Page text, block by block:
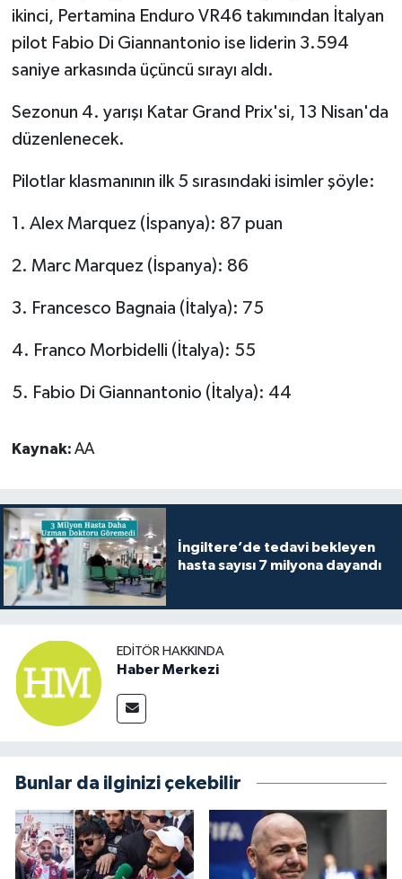
ikinci, Pertamina Enduro VR46 takımından İtalyan
pilot Fabio Di Giannantonio ise liderin 3.594
saniye arkasında üçüncü sırayı aldı.
Sezonun 4. yarışı Katar Grand Prix'si, 13 Nisan'da
düzenlenecek.
Pilotlar klasmanının ilk 5 sırasındaki isimler şöyle:
1. Alex Marquez (İspanya): 87 puan
2. Marc Marquez (İspanya): 86
3. Francesco Bagnaia (İtalya): 75
4. Franco Morbidelli (İtalya): 55
5. Fabio Di Giannantonio (İtalya): 44
Kaynak: AA
İngiltere’de tedavi bekleyen
hasta sayısı 7 milyona dayandı
EDITÖR HAKKINDA
Haber Merkezi
Bunlar da ilginizi çekebilir